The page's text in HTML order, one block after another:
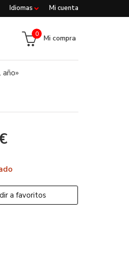
Mi cuenta
Idiomas
Mi compra
0
a favoritos